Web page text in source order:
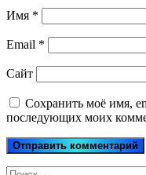
Имя *
Email *
Сайт
Сохранить моё имя,
последующих моих
Найти: